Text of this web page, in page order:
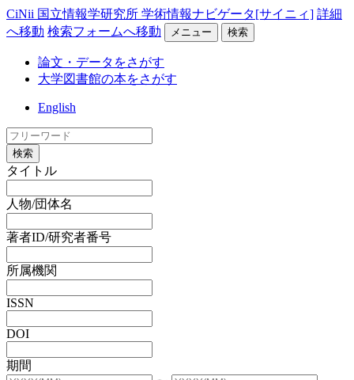
CiNii 国立情報学研究所 学術情報ナビゲータ[サイニィ] 詳細
へ移動 検索フォームへ移動 メニュー 検索
論文・データをさがす
大学図書館の本をさがす
English
検索
タイトル
人物/団体名
著者ID/研究者番号
所属機関
ISSN
DOI
期間